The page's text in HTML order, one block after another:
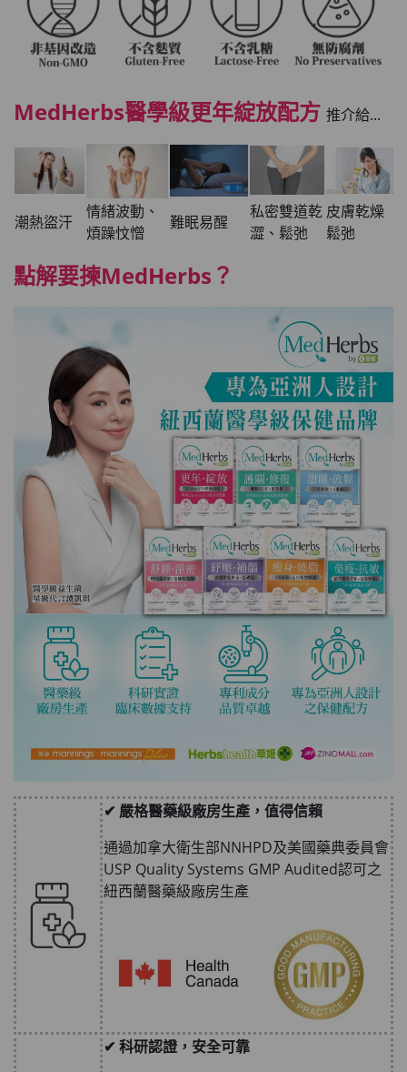
MedHerbs醫學級更年綻放配方 推介給...
潮熱盜汗
情緒波動、
煩躁忟憎
難眠易醒
私密雙道乾
澀、鬆弛
皮膚乾燥
鬆弛
點解要揀MedHerbs？
✔ 嚴格醫藥級廠房生產，值得信賴
通過加拿大衛生部NNHPD及美國藥典委員會
USP Quality Systems GMP Audited認可之
紐西蘭醫藥級廠房生產
✔ 科研認證，安全可靠